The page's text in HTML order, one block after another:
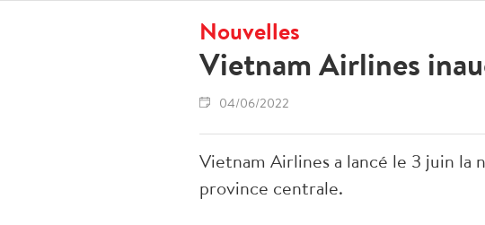
Nouvelles
Vietnam Airlines
04/06/2022
Vietnam Airlines a lancé le 3 juin la
province centrale.